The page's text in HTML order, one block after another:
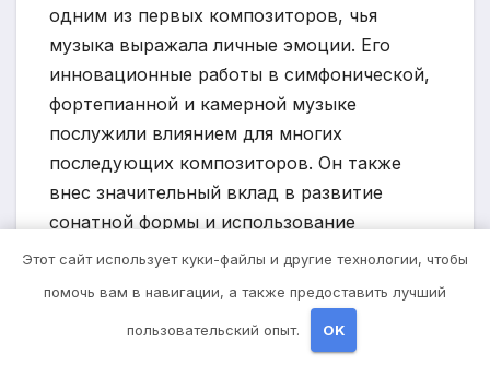
одним из первых композиторов, чья
музыка выражала личные эмоции. Его
инновационные работы в симфонической,
фортепианной и камерной музыке
послужили влиянием для многих
последующих композиторов. Он также
внес значительный вклад в развитие
сонатной формы и использование
оркестровых инструментов.
Каковы были творческие
периоды Людвига ван
Этот сайт использует куки-файлы и другие технологии, чтобы
помочь вам в навигации, а также предоставить лучший
пользовательский опыт. OK